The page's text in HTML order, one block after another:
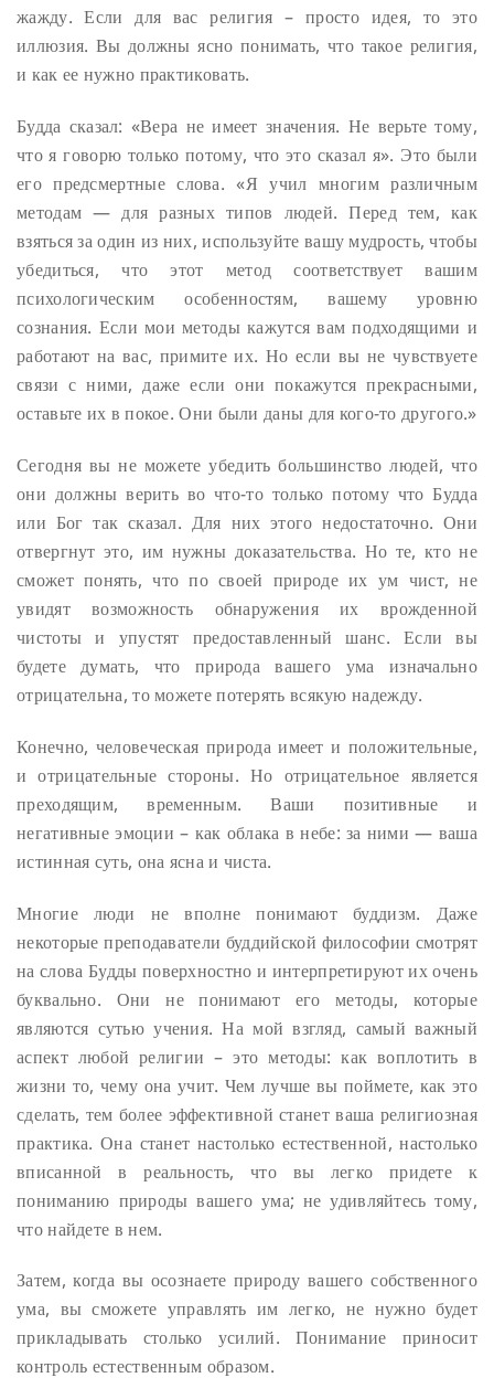
жажду. Если для вас религия – просто идея, то это
иллюзия. Вы должны ясно понимать, что такое религия,
и как ее нужно практиковать.
Будда сказал: «Вера не имеет значения. Не верьте тому,
что я говорю только потому, что это сказал я». Это были
его предсмертные слова. «Я учил многим различным
методам — для разных типов людей. Перед тем, как
взяться за один из них, используйте вашу мудрость, чтобы
убедиться, что этот метод соответствует вашим
психологическим особенностям, вашему уровню
сознания. Если мои методы кажутся вам подходящими и
работают на вас, примите их. Но если вы не чувствуете
связи с ними, даже если они покажутся прекрасными,
оставьте их в покое. Они были даны для кого-то другого.»
Сегодня вы не можете убедить большинство людей, что
они должны верить во что-то только потому что Будда
или Бог так сказал. Для них этого недостаточно. Они
отвергнут это, им нужны доказательства. Но те, кто не
сможет понять, что по своей природе их ум чист, не
увидят возможность обнаружения их врожденной
чистоты и упустят предоставленный шанс. Если вы
будете думать, что природа вашего ума изначально
отрицательна, то можетепотерять всякую надежду.
Конечно, человеческая природа имеет и положительные,
и отрицательные стороны. Но отрицательное является
преходящим, временным. Ваши позитивные и
негативные эмоции – как облака в небе: за ними — ваша
истинная суть, она ясна и чиста.
Многие люди не вполне понимают буддизм. Даже
некоторые преподаватели буддийской философии смотрят
на слова Будды поверхностно и интерпретируют их очень
буквально. Они не понимают его методы, которые
являются сутью учения. На мой взгляд, самый важный
аспект любой религии – это методы: как воплотить в
жизни то, чему она учит. Чем лучше вы поймете, как это
сделать, тем более эффективной станет ваша религиозная
практика. Она станет настолько естественной, настолько
вписанной в реальность, что вы легко придете к
пониманию природы вашего ума; не удивляйтесь тому,
что найдете в нем.
Затем, когда вы осознаете природу вашего собственного
ума, вы сможете управлять им легко, не нужно будет
прикладывать столько усилий. Понимание приносит
контроль естественным образом.